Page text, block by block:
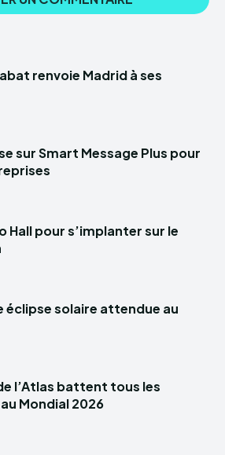
renvoie Madrid à ses
sur Smart Message Plus pour
Hall pour s’implanter sur le
éclipse solaire attendue au
l’Atlas battent tous les
Mondial 2026